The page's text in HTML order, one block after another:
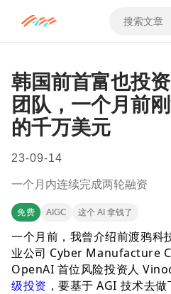
韩国前首富也投
团队，一个月前
的千万美元
23-09-14
一个月内连续完成两轮融资
免费 AIGC 这个 AI 拿钱了
一个月前，我曾介绍前渡鸦科
业公司 Cyber Manufacture
OpenAI 首位风险投资人
级投资 ，要基于 AGI 技术去做